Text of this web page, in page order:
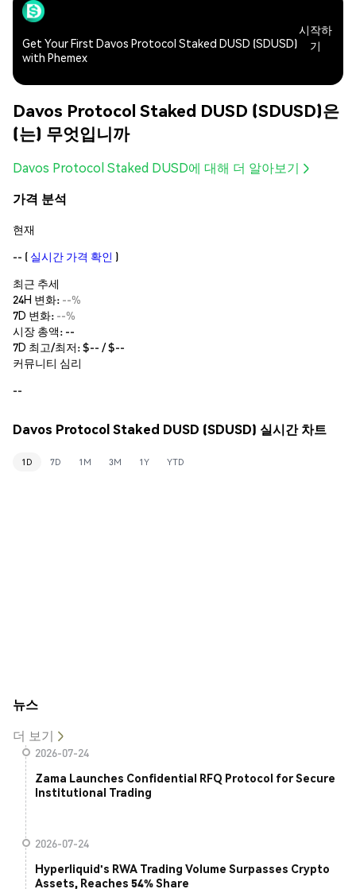
Get Your First Davos Protocol Staked DUSD (SDUSD)
with Phemex
시작하
기
Davos Protocol Staked DUSD (SDUSD)은
(는) 무엇입니까
Davos Protocol Staked DUSD에 대해 더 알아보기
가격 분석
현재
-- ( 실시간 가격 확인 )
최근 추세
24H 변화: --%
7D 변화: --%
시장 총액: --
7D 최고/최저: $-- / $--
커뮤니티 심리
--
Davos Protocol Staked DUSD (SDUSD) 실시간 차트
1D 7D 1M 3M 1Y YTD
뉴스
더 보기
2026-07-24
Zama Launches Confidential RFQ Protocol for Secure
Institutional Trading
2026-07-24
Hyperliquid's RWA Trading Volume Surpasses Crypto
Assets, Reaches 54% Share